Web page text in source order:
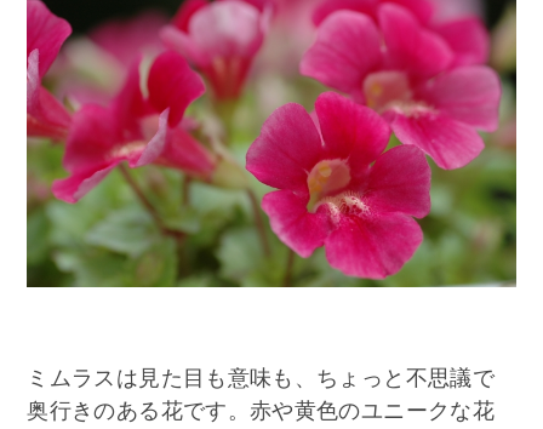
ミムラスは見た目も意味も、ちょっと不思議で
奥行きのある花です。赤や黄色のユニークな花